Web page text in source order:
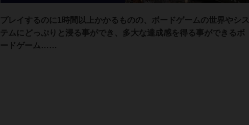
プレイするのに1時間以上かかるものの、ボードゲームの世界やシス
テムにどっぷりと浸る事ができ、多大な達成感を得る事ができるボ
ードゲーム……